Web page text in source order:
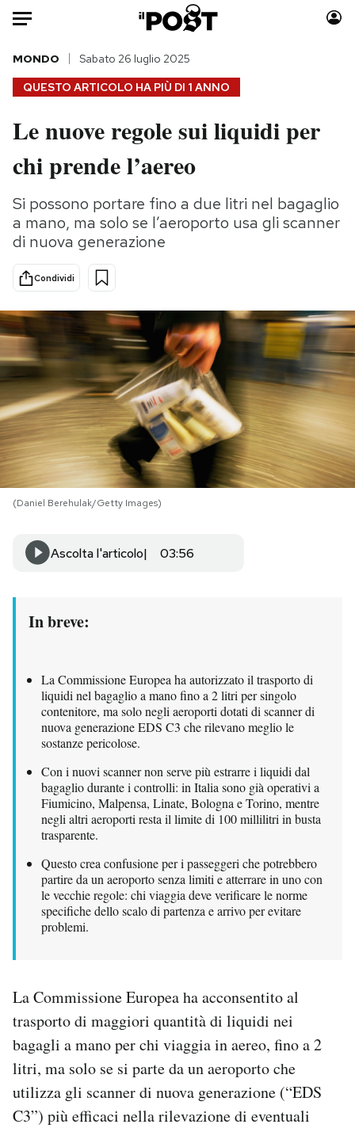
Auto
HOME
Italia
Politica
Tecnologia
Internet
Scienza
Cultura
Economia
Sport
Moda
Storie/Idee
Ok Boomer!
Mondiali calcio 2026
PODCAST
NEWSLETTER
I MIEI PREFERITI
SHOP
Area Personale
Newsletter
Notifiche mobile
Regala il Post
Esci
QUESTO ARTICOLO HA PIÙ DI 1 ANNO
MONDO Sabato 26 luglio 2025
Le nuove regole sui liquidi per
chi prende l’aereo
Si possono portare fino a due litri nel bagaglio
a mano, ma solo se l’aeroporto usa gli scanner
di nuova generazione
Condividi
(Daniel Berehulak/Getty Images)
Ascolta l'articolo 03:56
In breve:
La Commissione Europea ha autorizzato il trasporto di
liquidi nel bagaglio a mano fino a 2 litri per singolo
contenitore, ma solo negli aeroporti dotati di scanner di
nuova generazione EDS C3 che rilevano meglio le
sostanze pericolose.
Con i nuovi scanner non serve più estrarre i liquidi dal
bagaglio durante i controlli: in Italia sono già operativi a
Fiumicino, Malpensa, Linate, Bologna e Torino, mentre
negli altri aeroporti resta il limite di 100 millilitri in busta
trasparente.
Questo crea confusione per i passeggeri che potrebbero
partire da un aeroporto senza limiti e atterrare in uno con
le vecchie regole: chi viaggia deve verificare le norme
specifiche dello scalo di partenza e arrivo per evitare
problemi.
La Commissione Europea ha acconsentito al
trasporto di maggiori quantità di liquidi nei
bagagli a mano per chi viaggia in aereo, fino a 2
litri, ma solo se si parte da un aeroporto che
utilizza gli scanner di nuova generazione (“EDS
C3”) più efficaci nella rilevazione di eventuali